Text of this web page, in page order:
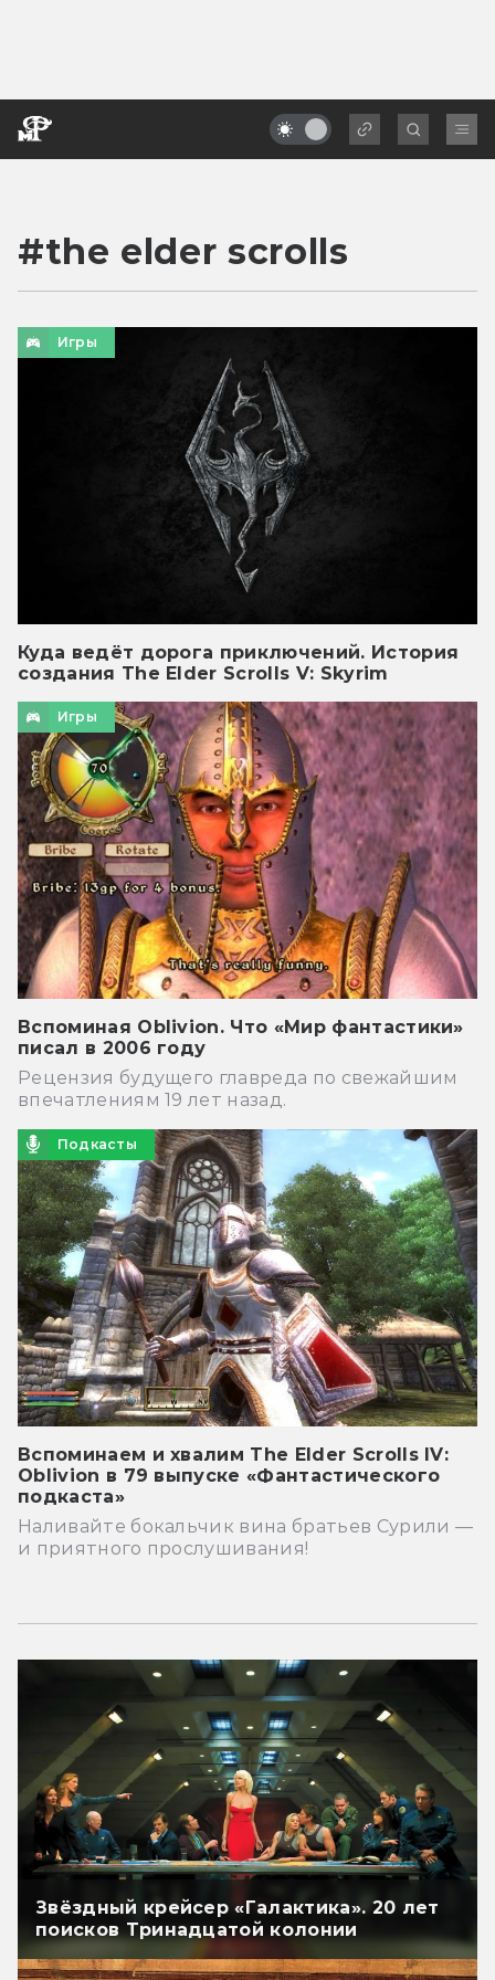
#the elder scrolls
Игры
Куда ведёт дорога приключений. История
создания The Elder Scrolls V: Skyrim
Игры
Вспоминая Oblivion. Что «Мир фантастики»
писал в 2006 году
Рецензия будущего главреда по свежайшим
впечатлениям 19 лет назад.
Подкасты
Вспоминаем и хвалим The Elder Scrolls IV:
Oblivion в 79 выпуске «Фантастического
подкаста»
Наливайте бокальчик вина братьев Сурили —
и приятного прослушивания!
Звёздный крейсер «Галактика». 20 лет
поисков Тринадцатой колонии